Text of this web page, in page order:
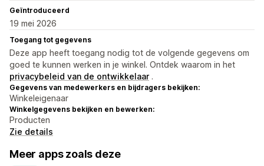
Geïntroduceerd
19 mei 2026
Toegang tot gegevens
Deze app heeft toegang nodig tot de volgende gegevens om
goed te kunnen werken in je winkel. Ontdek waarom in het
privacybeleid van de ontwikkelaar .
Gegevens van medewerkers en bijdragers bekijken:
Winkeleigenaar
Winkelgegevens bekijken en bewerken:
Producten
Zie details
Meer apps zoals deze